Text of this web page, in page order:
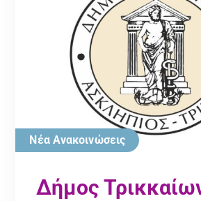
Νέα Ανακοινώσεις
Δήμος